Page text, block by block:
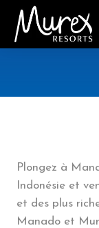
Plongez à
Indonésie et
et des plus
Manado et